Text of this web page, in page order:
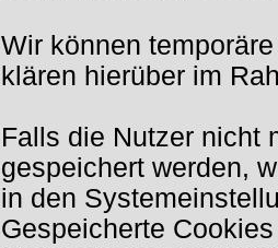
Wir können
klären hierüber im
Falls die Nutzer nicht
gespeichert werden,
in den
Gespeicherte